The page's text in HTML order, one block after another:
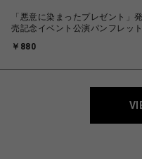
「悪意に染まったプレゼント」発
売記念イベント公演パンフレット
￥880